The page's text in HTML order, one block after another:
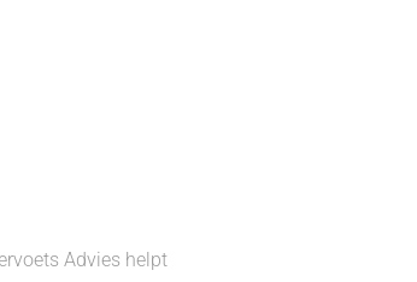
Advies helpt